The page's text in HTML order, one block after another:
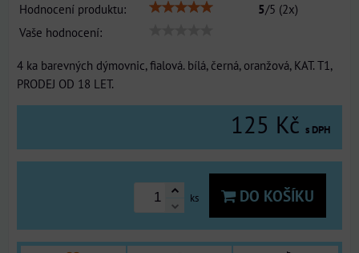
Hodnocení produktu: 5/5 (2x)
Vaše hodnocení:
4 ka barevných dýmovnic, fialová. bílá, černá, oranžová, KAT. T1,
PRODEJ OD 18 LET.
125 Kč s DPH
ks DO KOŠÍKU